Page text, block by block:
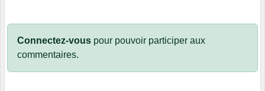
Connectez-vous pour pouvoir participer aux
commentaires.